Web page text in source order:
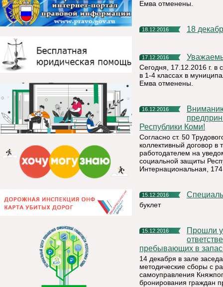
Емва отменены.
18.12.2016 18
17.12.2016
Сегодня, 17.12.2016 г. в
в 1-4 классах в
Емва отменены.
16.12.2016
Вниманию руководителей организаций, индивидуальных
Республики Коми!
Согласно ст. 50
коллективный договор
работодателем на
социальной защиты
Интернациональная,
15.12.2016
буклет
15.12.2016
Прошли учебно-методические сборы с работниками
пребывающих в
14 декабря в зале
методические сборы с
самоуправления
бронирования граждан